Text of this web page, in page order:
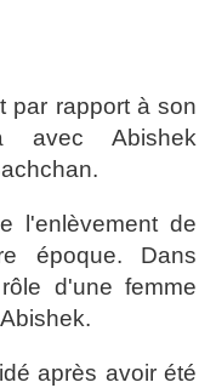
par rapport à son
avec Abishek
l'enlèvement de
époque. Dans
d'une femme
après avoir été